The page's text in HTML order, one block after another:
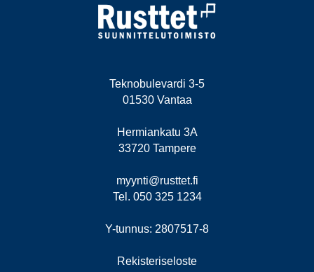
Teknobulevardi 3-5
01530 Vantaa
Hermiankatu 3A
33720 Tampere
myynti@rusttet.fi
Tel. 050 325 1234
Y-tunnus: 2807517-8
Rekisteriseloste